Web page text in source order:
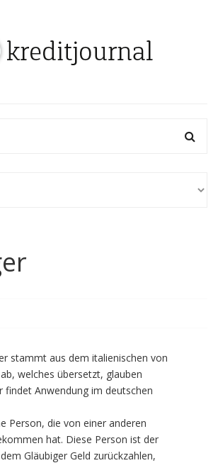
stammt aus dem italienischen von
ab, welches übersetzt, glauben
findet Anwendung im deutschen
Person, die von einer anderen
hat. Diese Person ist der
Gläubiger Geld zurückzahlen,